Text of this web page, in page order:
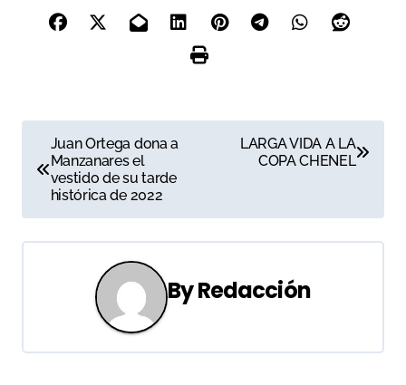
a
v
e
c
Juan Ortega dona a
Manzanares el
vestido de su tarde
histórica de 2022
LARGA VIDA A LA
COPA CHENEL
ByRedacción